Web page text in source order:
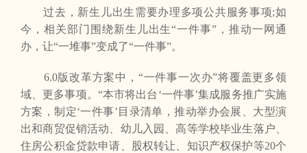
过去，新生儿出生需要办理多项公共服务事项;如
今，相关部门围绕新生儿出生“一件事”，推动一网通
办，让“一堆事”变成了“一件事”。
6.0版改革方案中，“一件事一次办”将覆盖更多领
域、更多事项。“本市将出台‘一件事’集成服务推广实施
方案，制定‘一件事’目录清单，推动举办会展、大型演
出和商贸促销活动、幼儿入园、高等学校毕业生落户、
住房公积金贷款申请、股权转让、知识产权保护等20个